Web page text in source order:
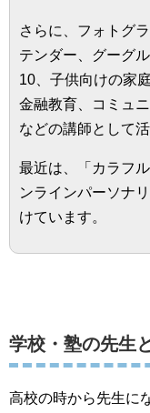
さらに、フォトグ
テンダー、グーグ
10、子供向けの家
金融教育、コミュ
などの講師として活
最近は、「カラフ
ンラインパーソナ
けています。
学校・塾の先生
高校の時から先生に